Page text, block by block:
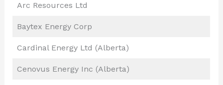
Arc Resources Ltd
Baytex Energy Corp
Cardinal Energy Ltd (Alberta)
Cenovus Energy Inc (Alberta)